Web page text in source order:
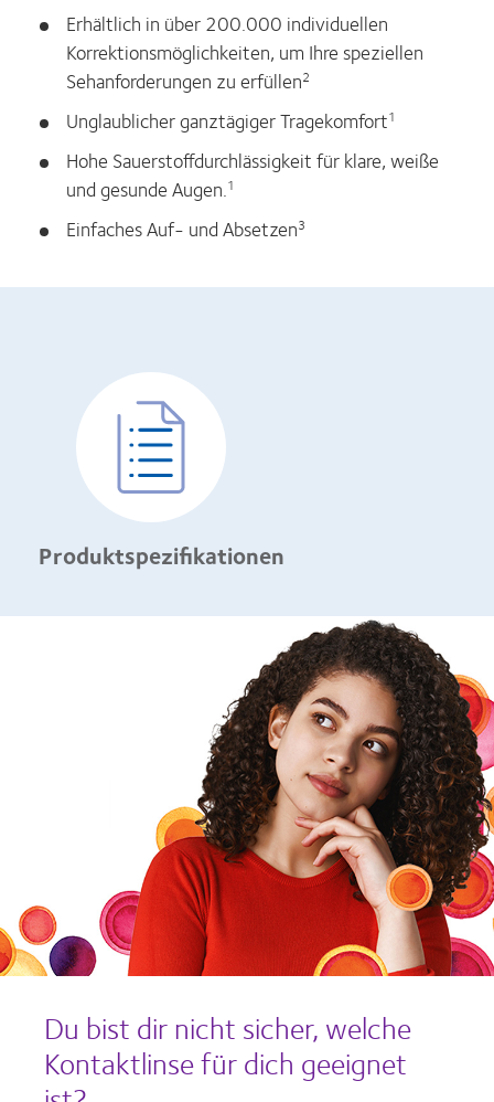
Erhältlich in über 200.000 individuellen
Korrektionsmöglichkeiten, um Ihre speziellen
Sehanforderungen zu erfüllen2
Unglaublicher ganztägiger Tragekomfort1
Hohe Sauerstoffdurchlässigkeit für klare, weiße
und gesunde Augen.1
Einfaches Auf- und Absetzen3
Produktspezifikationen
Du bist dir nicht sicher, welche
Kontaktlinse für dich geeignet